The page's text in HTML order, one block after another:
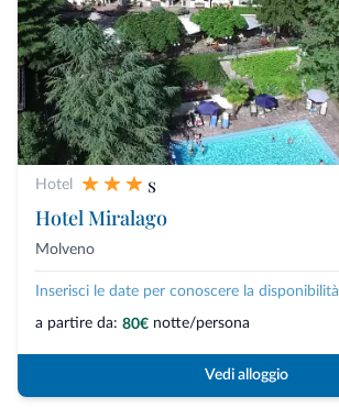
Hotel
s
Hotel Miralago
Molveno
Inserisci le date per conoscere la disponibilità
a partire da: 80€ notte/persona
Vedi alloggio